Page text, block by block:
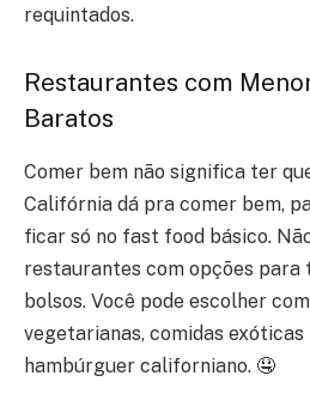
requintados.
Restaurantes com
Baratos
Comer bem não significa ter
Califórnia dá pra comer bem,
ficar só no fast food básico.
restaurantes com opções para
bolsos. Você pode escolher
vegetarianas, comidas
hambúrguer californiano. 🤤